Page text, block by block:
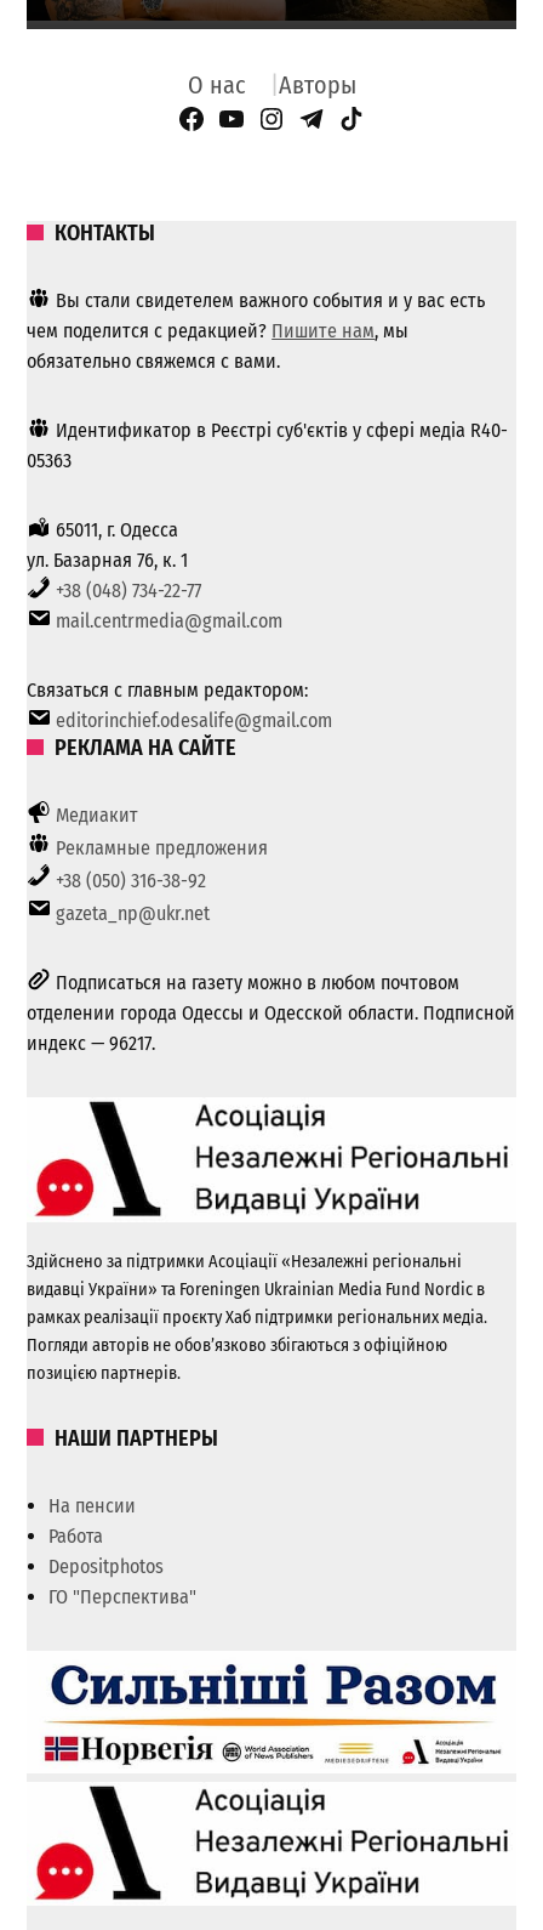
О нас Авторы
Facebook Page
YouTube
Instagram
Telegram
TikTok
КОНТАКТЫ
Вы стали свидетелем важного события и у вас есть
чем поделится с редакцией? Пишите нам, мы
обязательно свяжемся с вами.
Идентификатор в Реєстрі суб'єктів у сфері медіа R40-
05363
65011, г. Одесса
ул. Базарная 76, к. 1
+38 (048) 734-22-77
mail.centrmedia@gmail.com
Связаться с главным редактором:
editorinchief.odesalife@gmail.com
РЕКЛАМА НА САЙТЕ
Медиакит
Рекламные предложения
+38 (050) 316-38-92
gazeta_np@ukr.net
Подписаться на газету можно в любом почтовом
отделении города Одессы и Одесской области. Подписной
индекс — 96217.
Здійснено за підтримки Асоціації «Незалежні регіональні
видавці України» та Foreningen Ukrainian Media Fund Nordic в
рамках реалізації проєкту Хаб підтримки регіональних медіа.
Погляди авторів не обов’язково збігаються з офіційною
позицією партнерів.
НАШИ ПАРТНЕРЫ
На пенсии
Работа
Depositphotos
ГО "Перспектива"